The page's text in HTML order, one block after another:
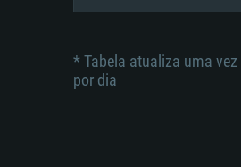
* Tabela atualiza uma vez
por dia